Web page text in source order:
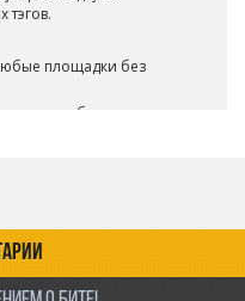
тэгов.
площадки без
этот бит, автора